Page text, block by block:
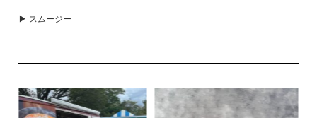
▶ スムージー